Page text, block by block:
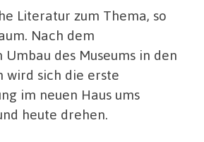
Literatur zum Thema, so
Nach dem
des Museums in den
wird sich die erste
im neuen Haus ums
heute drehen.